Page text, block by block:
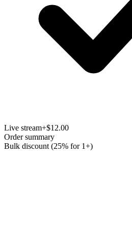
Live stream+$12.00
Order summary
Bulk discount (25% for 1+)